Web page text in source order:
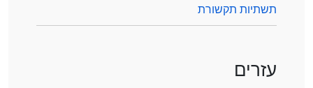
תשתיות תקשורת
עזרים